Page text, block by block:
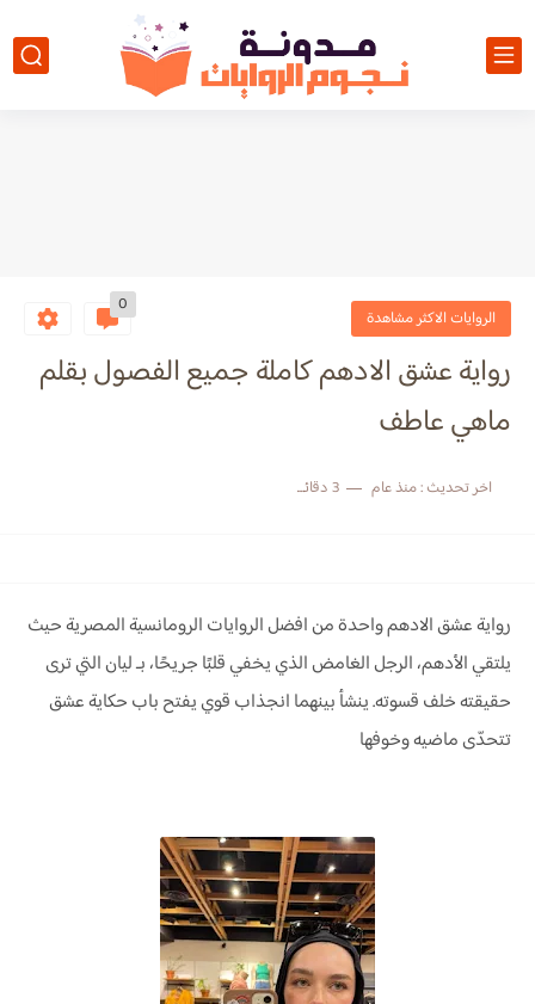
الروايات الاكثر مشاهدة
0
رواية عشق الادهم كاملة جميع الفصول بقلم
ماهي عاطف
اخر تحديث :منذ عام 3 دقائق للقراءة
رواية عشق الادهم واحدة من افضل الروايات الرومانسية المصرية حيث
يلتقي الأدهم، الرجل الغامض الذي يخفي قلبًا جريحًا، بـ ليان التي ترى
حقيقته خلف قسوته. ينشأ بينهما انجذاب قوي يفتح باب حكاية عشق
تتحدّى ماضيه وخوفها